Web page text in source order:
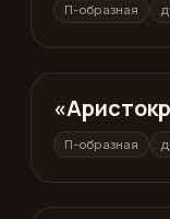
П-образная
П-образная
П-образная